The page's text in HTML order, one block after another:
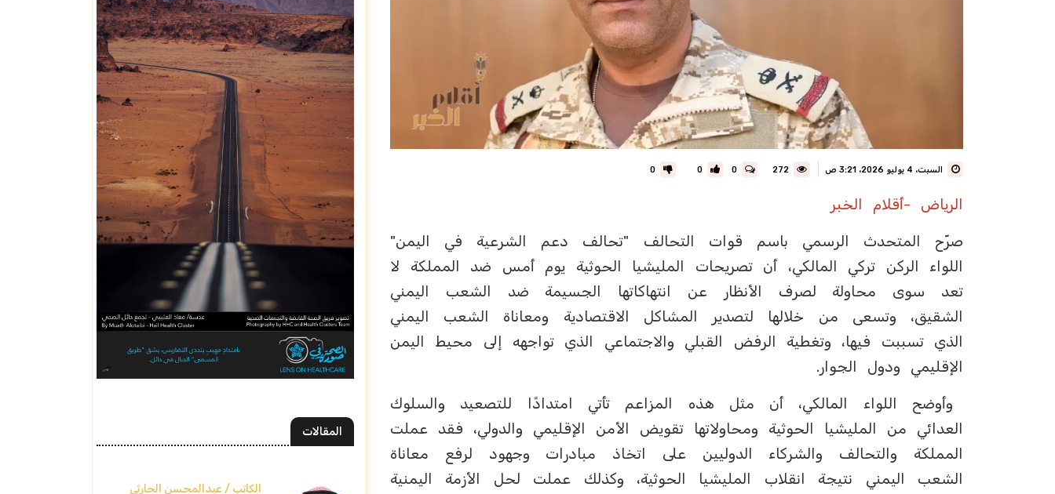
السبت، 4 يوليو 2026، 3:21 ص 0
0
0
الرياض -أقلام الخبر
صرّح المتحدث الرسمي باسم قوات التحالف "تحالف دعم الشرعية في اليمن"
اللواء الركن تركي المالكي، أن تصريحات المليشيا الحوثية يوم أمس ضد المملكة لا
تعد سوى محاولة لصرف الأنظار عن انتهاكاتها الجسيمة ضد الشعب اليمني
الشقيق، وتسعى من خلالها لتصدير المشاكل الاقتصادية ومعاناة الشعب اليمني
الذي تسببت فيها، وتغطية الرفض القبلي والاجتماعي الذي تواجهه إلى محيط اليمن
الإقليمي ودول الجوار.
وأوضح اللواء المالكي، أن مثل هذه المزاعم تأتي امتدادًا للتصعيد والسلوك
العدائي من المليشيا الحوثية ومحاولاتها تقويض الأمن الإقليمي والدولي، فقد عملت
المملكة والتحالف والشركاء الدوليين على اتخاذ مبادرات وجهود لرفع معاناة
الشعب اليمني نتيجة انقلاب المليشيا الحوثية، وكذلك عملت لحل الأزمة اليمنية
المقالات
الكاتب / عبدالمحسن الحارثي